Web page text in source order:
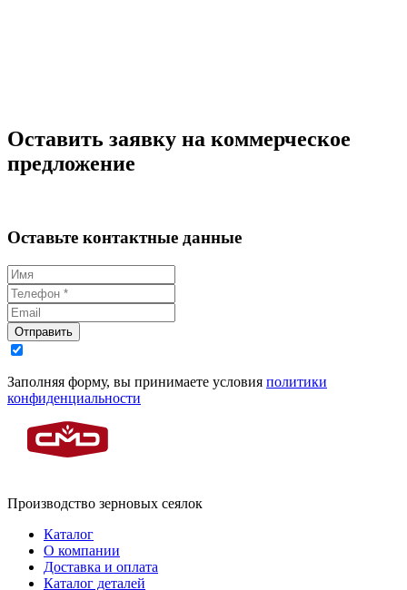
Оставить заявку на коммерческое
предложение
Оставьте контактные данные
Отправить
Заполняя форму, вы принимаете условия политики
конфиденциальности
Производство зерновых сеялок
Каталог
О компании
Доставка и оплата
Каталог деталей